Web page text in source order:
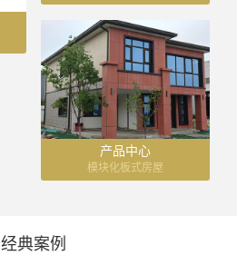
产品中心
模块化板式房屋
经典案例